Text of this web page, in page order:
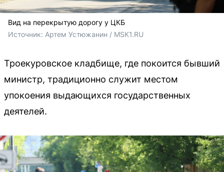
Вид на перекрытую дорогу у ЦКБ
Источник: Артем Устюжанин / MSK1.RU
Троекуровское кладбище, где покоится бывший
министр, традиционно служит местом
упокоения выдающихся государственных
деятелей.